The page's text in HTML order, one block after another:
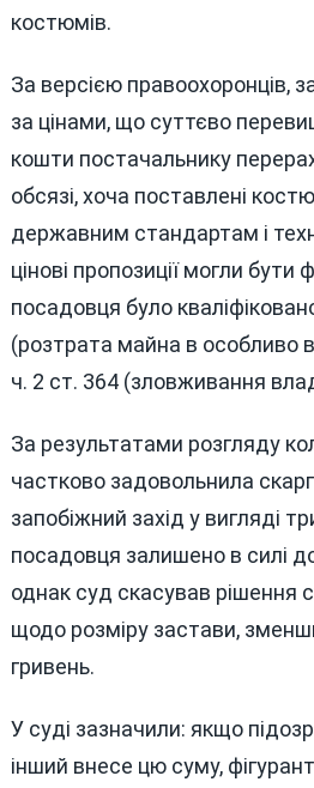
костюмів.
За версією правоохоронців,
за цінами, що суттєво
кошти постачальнику
обсязі, хоча поставлені
державним стандартам і
цінові пропозиції могли
посадовця було
(розтрата майна в особливо
ч. 2 ст. 364 (зловживання
За результатами розгляду
частково задовольнила
запобіжний захід у вигляді
посадовця залишено в силі
однак суд скасував рішення
щодо розміру застави,
гривень.
У суді зазначили: якщо
інший внесе цю суму,